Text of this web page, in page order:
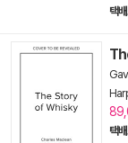
택배
택배